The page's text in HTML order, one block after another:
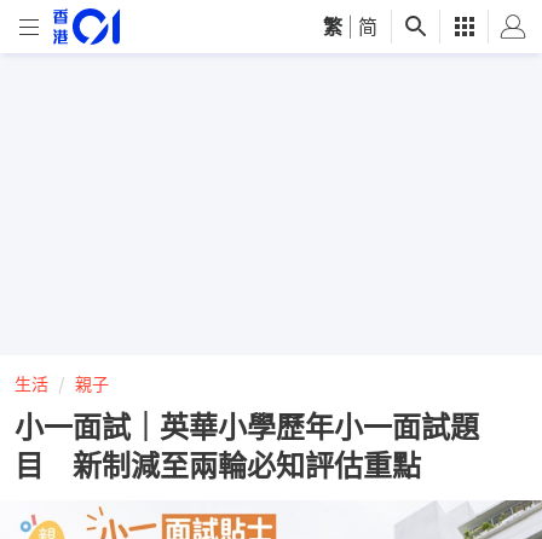
繁 简
生活 親子
小一面試｜英華小學歷年小一面試題
目 新制減至兩輪必知評估重點